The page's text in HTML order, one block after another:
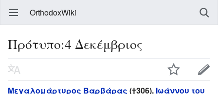
OrthodoxWiki
Πρότυπο:4 Δεκέμβριος
Μεγαλομάρτυρος Βαρβάρας (†306). Ιωάννου του